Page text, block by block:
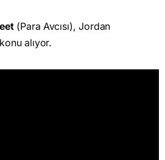
(Para Avcısı), Jordan
alıyor.